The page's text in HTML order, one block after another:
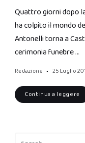
Quattro giorni dopo
ha colpito il mondo
Antonelli torna a
cerimonia funebre …
Redazione 25 Luglio
Continua a leggere